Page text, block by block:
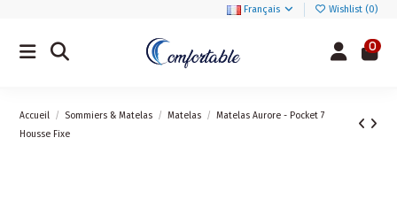
Français Wishlist (0)
0
Accueil Sommiers & Matelas Matelas
Matelas Aurore - Pocket 7
Housse Fixe